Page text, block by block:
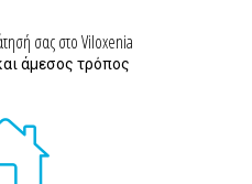
σας στο Viloxenia
άμεσος τρόπος